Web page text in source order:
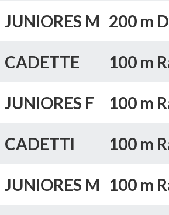
JUNIORES M 200 m
CADETTE 100 m
JUNIORES F 100 m
CADETTI 100 m
JUNIORES M 100 m